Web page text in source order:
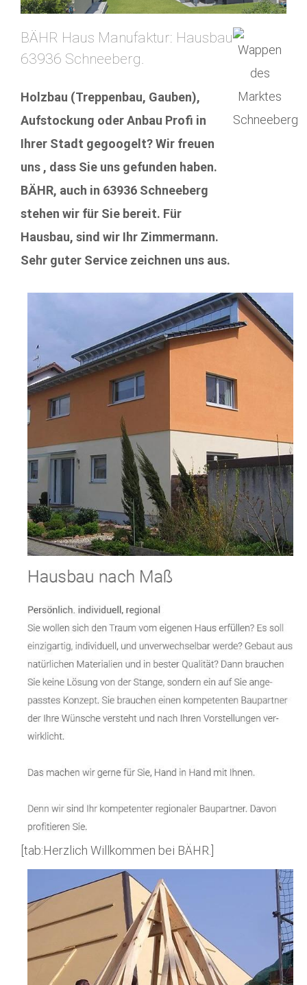
BÄHR Haus Manufaktur: Hausbau
63936 Schneeberg.
Holzbau (Treppenbau, Gauben),
Aufstockung oder Anbau Profi in
Ihrer Stadt gegoogelt? Wir freuen
uns , dass Sie uns gefunden haben.
BÄHR, auch in 63936 Schneeberg
stehen wir für Sie bereit. Für
Hausbau, sind wir Ihr Zimmermann.
Sehr guter Service zeichnen uns aus.
[tab:Herzlich Willkommen bei BÄHR.]